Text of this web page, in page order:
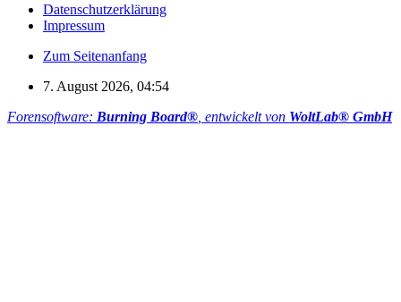
Datenschutzerklärung
Impressum
Zum Seitenanfang
7. August 2026, 04:54
Forensoftware: Burning Board® , entwickelt von WoltLab® GmbH